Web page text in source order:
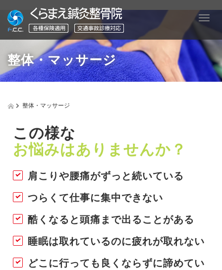
T
g
g
整体・マッサージ
整体・マッサージ
この様な
お悩みはありませんか？
肩こりや腰痛がずっと続いている
つらくて仕事に集中できない
酷くなると頭痛まで出ることがある
睡眠は取れているのに疲れが取れない
どこに行っても良くならずに諦めてい